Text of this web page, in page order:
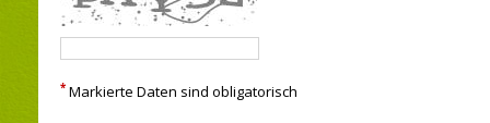
* Markierte Daten sind obligatorisch